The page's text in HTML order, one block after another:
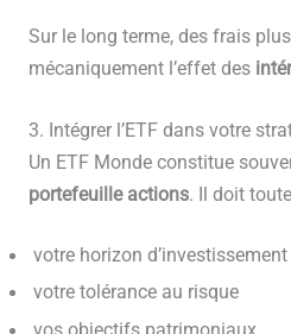
Sur le long terme, des frais
mécaniquement l’effet des
3. Intégrer l’ETF dans votre
Un ETF Monde constitue
portefeuille actions. Il doit
votre horizon d’investissement
votre tolérance au risque